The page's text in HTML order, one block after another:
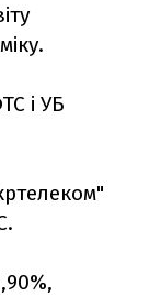
і УБ